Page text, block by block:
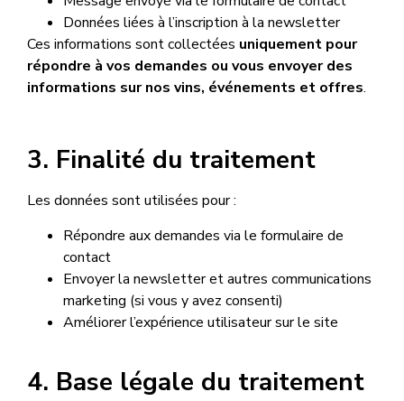
Données liées à l’inscription à la newsletter
Ces informations sont collectées uniquement pour
répondre à vos demandes ou vous envoyer des
informations sur nos vins, événements et offres.
3. Finalité du traitement
Les données sont utilisées pour :
Répondre aux demandes via le formulaire de
contact
Envoyer la newsletter et autres communications
marketing (si vous y avez consenti)
Améliorer l’expérience utilisateur sur le site
4. Base légale du traitement